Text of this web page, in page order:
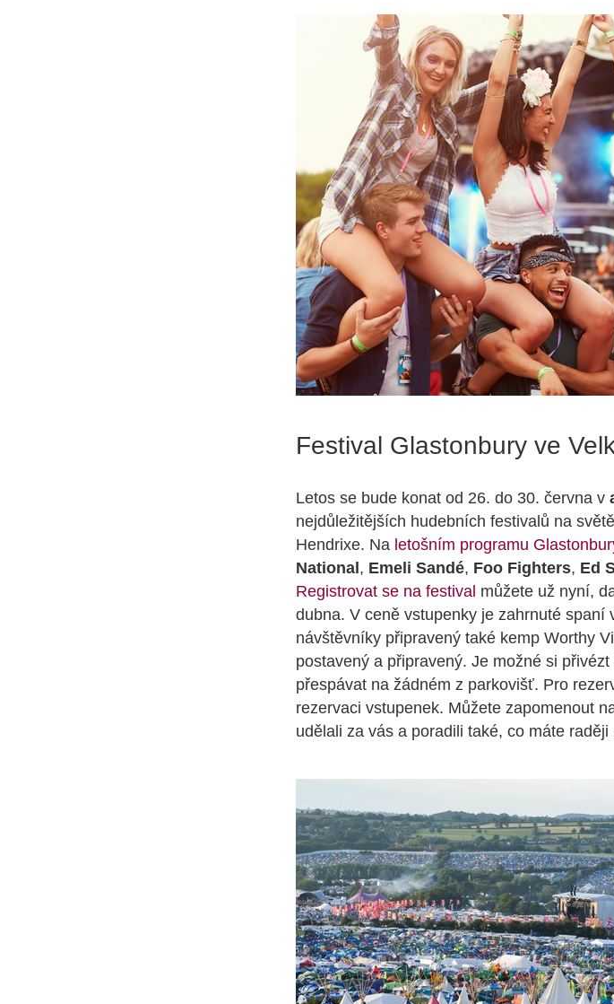
Festival Glastonbury ve
Letos se bude konat od 26. do 30. června v
nejdůležitějších hudebních festivalů na
Hendrixe. Na letošním programu
National , Emeli Sandé, Foo Fighters, Ed
Registrovat se na festival můžete už nyní,
dubna. V ceně vstupenky je zahrnuté spaní
návštěvníky připravený také kemp Worthy
postavený a připravený. Je možné si
přespávat na žádném z parkovišť. Pro
rezervaci vstupenek. Můžete zapomenout
udělali za vás a poradili také, co máte raději